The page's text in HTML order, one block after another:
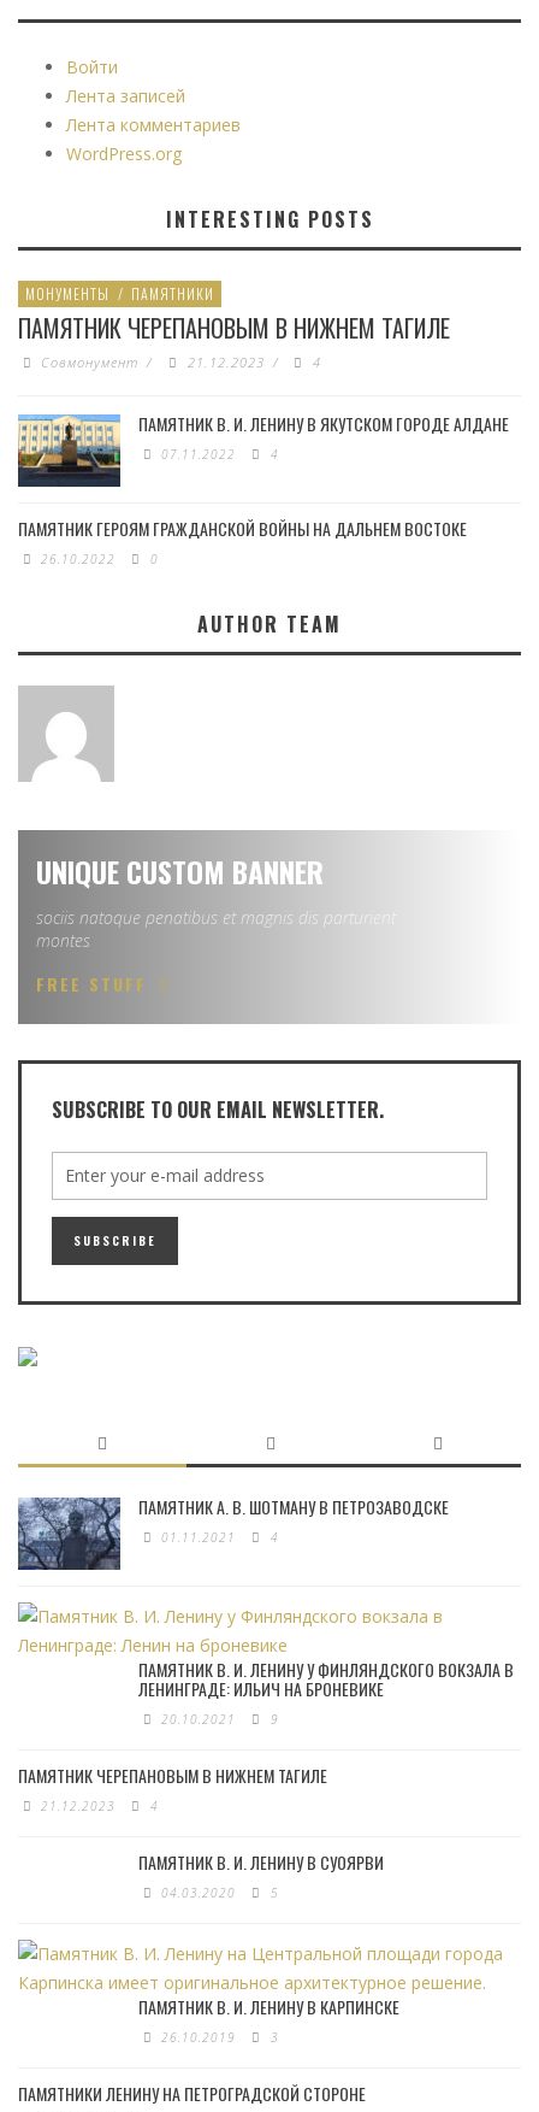
Войти
Лента записей
Лента комментариев
WordPress.org
INTERESTING POSTS
МОНУМЕНТЫ / ПАМЯТНИКИ
ПАМЯТНИК ЧЕРЕПАНОВЫМ В НИЖНЕМ ТАГИЛЕ
Совмонумент / 21.12.2023 / 4
ПАМЯТНИК В. И. ЛЕНИНУ В ЯКУТСКОМ ГОРОДЕ АЛДАНЕ
07.11.2022 4
ПАМЯТНИК ГЕРОЯМ ГРАЖДАНСКОЙ ВОЙНЫ НА ДАЛЬНЕМ ВОСТОКЕ
26.10.2022 0
AUTHOR TEAM
UNIQUE CUSTOM BANNER
sociis natoque penatibus et magnis dis parturient
montes
FREE STUFF
SUBSCRIBE TO OUR EMAIL NEWSLETTER.
ПАМЯТНИК А. В. ШОТМАНУ В ПЕТРОЗАВОДСКЕ
01.11.2021 4
ПАМЯТНИК В. И. ЛЕНИНУ У ФИНЛЯНДСКОГО ВОКЗАЛА В
ЛЕНИНГРАДЕ: ИЛЬИЧ НА БРОНЕВИКЕ
20.10.2021 9
ПАМЯТНИК ЧЕРЕПАНОВЫМ В НИЖНЕМ ТАГИЛЕ
21.12.2023 4
ПАМЯТНИК В. И. ЛЕНИНУ В СУОЯРВИ
04.03.2020 5
ПАМЯТНИК В. И. ЛЕНИНУ В КАРПИНСКЕ
26.10.2019 3
ПАМЯТНИКИ ЛЕНИНУ НА ПЕТРОГРАДСКОЙ СТОРОНЕ